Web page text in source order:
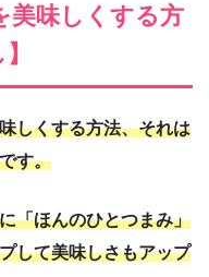
美味しくする方
しくする方法、それは
す。
「ほんのひとつまみ」
して美味しさもアップ